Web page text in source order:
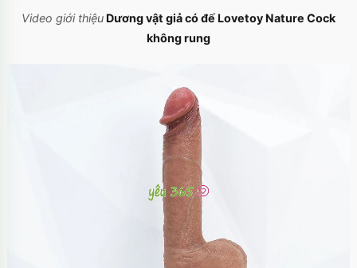
Video giới thiệuDương vật giả có đế Lovetoy Nature Cock
không rung